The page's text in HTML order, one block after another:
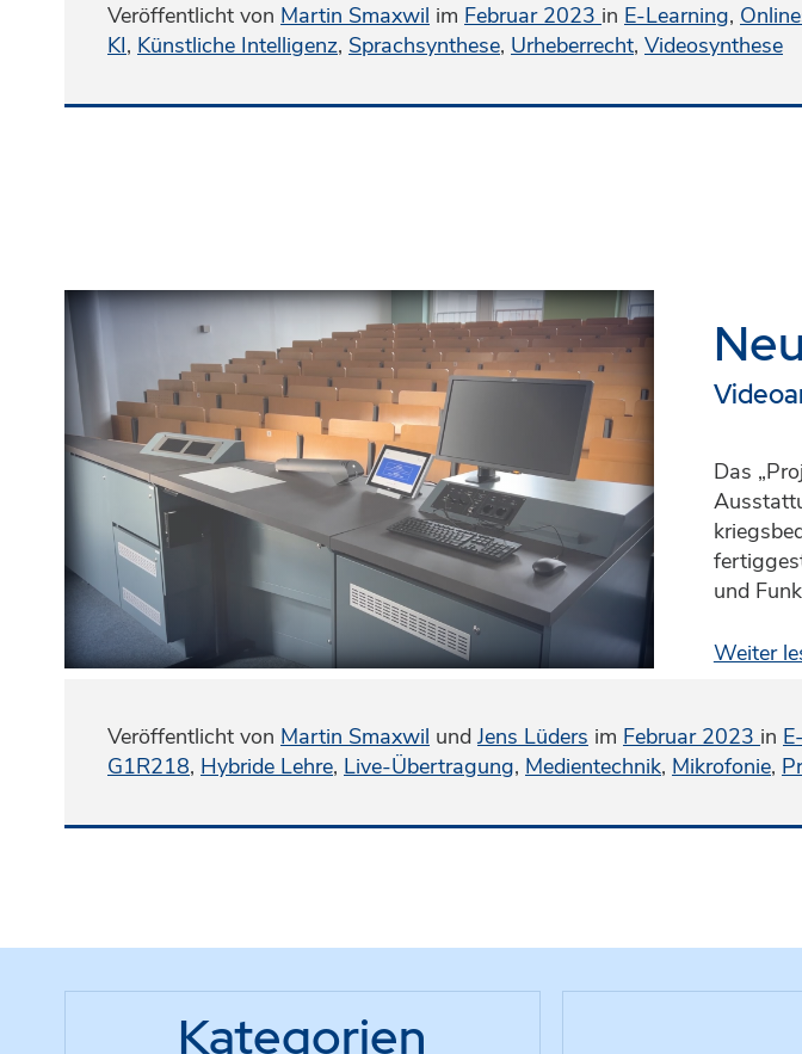
Veröffentlicht von Martin Smaxwil im Februar 2023 in E-Learning,
KI, Künstliche Intelligenz, Sprachsynthese, Urheberrecht, Videosynthese
Das
und
Weiter
Veröffentlicht von Martin Smaxwil und Jens Lüders im Februar 2023 in
G1R218, Hybride Lehre, Live-Übertragung, Medientechnik, Mikrofonie,
Kategorien